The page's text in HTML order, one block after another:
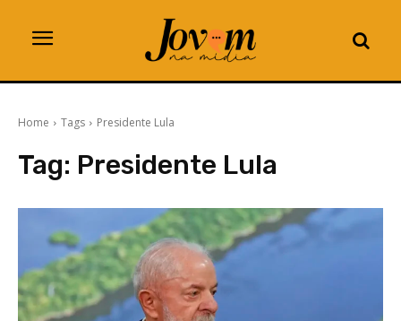
Home Tags Presidente Lula
Tag: Presidente Lula